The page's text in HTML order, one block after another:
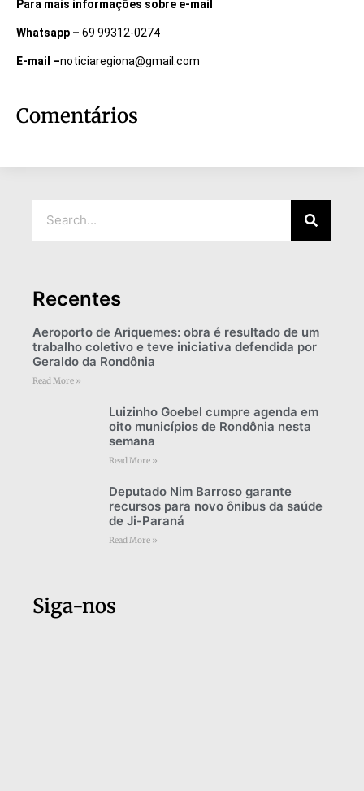
Para mais informações sobre e-mail
Whatsapp – 69 99312-0274
E-mail –noticiaregiona@gmail.com
Comentários
Recentes
Aeroporto de Ariquemes: obra é resultado de um
trabalho coletivo e teve iniciativa defendida por
Geraldo da Rondônia
Read More »
Luizinho Goebel cumpre agenda em
oito municípios de Rondônia nesta
semana
Read More »
Deputado Nim Barroso garante
recursos para novo ônibus da saúde
de Ji-Paraná
Read More »
Siga-nos